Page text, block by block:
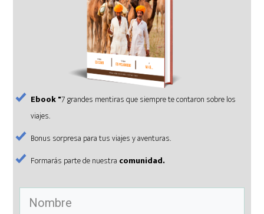
Ebook "7 grandes mentiras que siempre te contaron sobre los
viajes.
Bonus sorpresa para tus viajes y aventuras.
Formarás parte de nuestra comunidad.